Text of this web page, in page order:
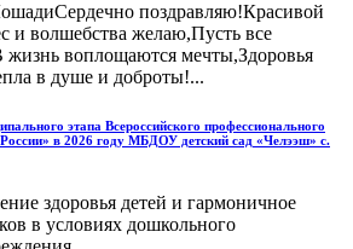
поздравляю!Красивой
и волшебства желаю,Пусть все
воплощаются мечты,Здоровья
в душе и доброты!...
этапа Всероссийского профессионального
России» в 2026 году МБДОУ детский сад «Челээш» с.
здоровья детей и гармоничное
в условиях дошкольного